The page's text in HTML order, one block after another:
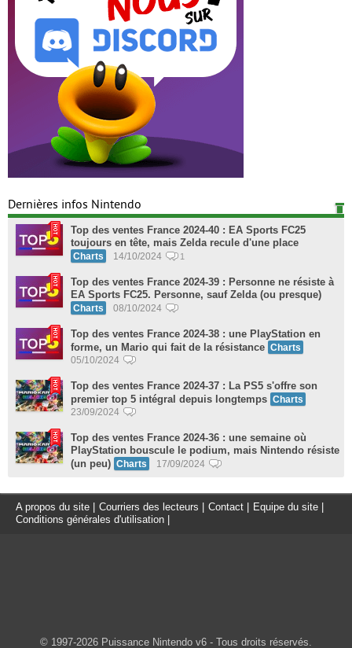
Dernières infos Nintendo
Top des ventes France 2024-40 : EA Sports FC25
toujours en tête, mais Zelda recule d'une place
Charts 14/10/2024 1
Top des ventes France 2024-39 : Personne ne résiste à
EA Sports FC25. Personne, sauf Zelda (ou presque)
Charts 08/10/2024
Top des ventes France 2024-38 : une PlayStation en
forme, un Mario qui fait de la résistance Charts
05/10/2024
Top des ventes France 2024-37 : La PS5 s'offre son
premier top 5 intégral depuis longtemps Charts
23/09/2024
Top des ventes France 2024-36 : une semaine où
PlayStation bouscule le podium, mais Nintendo résiste
(un peu) Charts 17/09/2024
A propos du site Courriers des lecteurs Contact Equipe du site
Conditions générales d'utilisation
© 1997-2026 Puissance Nintendo v6 - Tous droits réservés.